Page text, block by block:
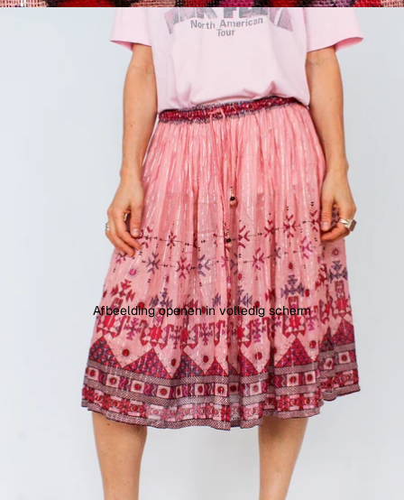
Afbeelding openen in volledig scherm